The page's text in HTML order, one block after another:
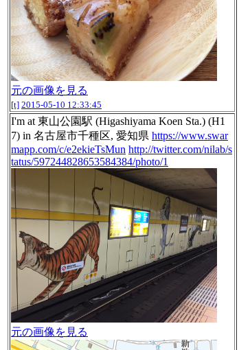
元の画像を見る
[t] 2015-05-10 12:33:45
I'm at 東山公園駅 (Higashiyama Koen Sta.) (H1
7) in 名古屋市千種区, 愛知県 https://www.swar
mapp.com/c/e2ekieTsMun http://twitter.com/nilab/s
tatus/597244828653584384/photo/1
元の画像を見る